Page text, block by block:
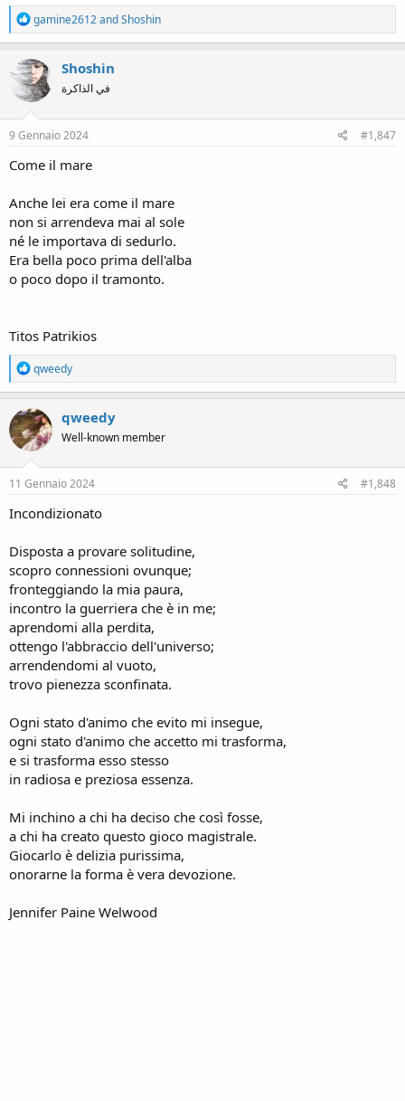
R
e
a
c
t
i
o
n
s
gamine2612andShoshin
Shoshin
في الذاكرة
9 Gennaio 2024 #1,847
Come il mare
Anche lei era come il mare
non si arrendeva mai al sole
né le importava di sedurlo.
Era bella poco prima dell'alba
o poco dopo il tramonto.
Titos Patrikios
R
e
a
c
t
i
o
n
s
qweedy
qweedy
Well-known member
11 Gennaio 2024 #1,848
Incondizionato
Disposta a provare solitudine,
scopro connessioni ovunque;
fronteggiando la mia paura,
incontro la guerriera che è in me;
aprendomi alla perdita,
ottengo l'abbraccio dell'universo;
arrendendomi al vuoto,
trovo pienezza sconfinata.
Ogni stato d'animo che evito mi insegue,
ogni stato d'animo che accetto mi trasforma,
e si trasforma esso stesso
in radiosa e preziosa essenza.
Mi inchino a chi ha deciso che così fosse,
a chi ha creato questo gioco magistrale.
Giocarlo è delizia purissima,
onorarne la forma è vera devozione.
Jennifer Paine Welwood